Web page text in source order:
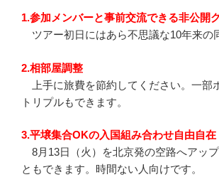
1.参加メンバーと事前交流できる非公開
ツアー初日にはあら不思議な10年来の
2.相部屋調整
上手に旅費を節約してください。一部
トリプルもできます。
3.平壌集合OKの入国組み合わせ自由自在
8月13日（火）を北京発の空路へアッ
ともできます。時間ない人向けです。